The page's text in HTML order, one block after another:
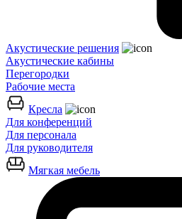
Акустические решения
Акустические кабины
Перегородки
Рабочие места
Кресла
Для конференций
Для персонала
Для руководителя
Мягкая мебель